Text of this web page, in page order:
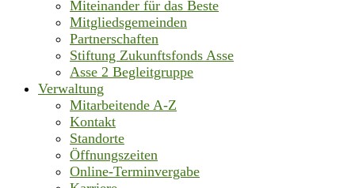
Miteinander für das Beste
Mitgliedsgemeinden
Partnerschaften
Stiftung Zukunftsfonds Asse
Asse 2 Begleitgruppe
Verwaltung
Mitarbeitende A-Z
Kontakt
Standorte
Öffnungszeiten
Online-Terminvergabe